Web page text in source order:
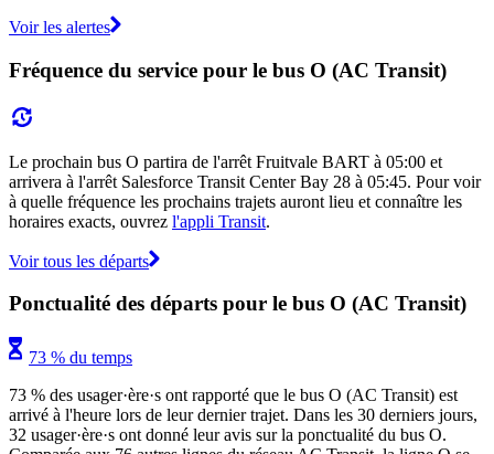
Voir les alertes
Fréquence du service pour le bus O (AC Transit)
Le prochain bus O partira de l'arrêt Fruitvale BART à 05:00 et
arrivera à l'arrêt Salesforce Transit Center Bay 28 à 05:45. Pour voir
à quelle fréquence les prochains trajets auront lieu et connaître les
horaires exacts, ouvrez l'appli Transit.
Voir tous les départs
Ponctualité des départs pour le bus O (AC Transit)
73 % du temps
73 % des usager·ère·s ont rapporté que le bus O (AC Transit) est
arrivé à l'heure lors de leur dernier trajet. Dans les 30 derniers jours,
32 usager·ère·s ont donné leur avis sur la ponctualité du bus O.